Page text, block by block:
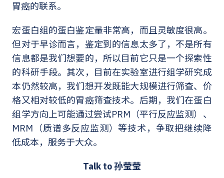
胃癌的联系。
宏蛋白组的蛋白鉴定量非常高，而且灵敏度很高。
但对于早诊而言，鉴定到的信息太多了，不是所有
信息都是我们想要的，所以目前它只是一个探索性
的科研手段。其次，目前在实验室进行组学研究成
本仍然较高，我们想开发既能大规模进行筛查、价
格又相对较低的胃癌筛查技术。后期，我们在蛋白
组学方向上可能通过尝试PRM（平行反应监测）、
MRM（质谱多反应监测）等技术，争取把继续降
低成本，服务于大众。
Talk to 孙莹莹